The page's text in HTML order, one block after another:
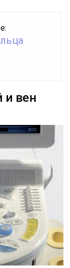
и вен